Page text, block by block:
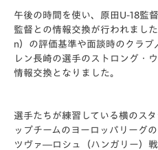
午後の時間を使い、原田U-18監
監督との情報交換が行われまし
n）の評価基準や面談時のクラ
レン長崎の選手のストロング・
情報交換となりました。
選手たちが練習している横のス
ップチームのヨーロッパリーグ
ツヴァ―ロシュ（ハンガリー）